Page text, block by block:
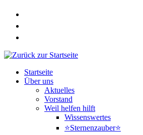
Zum
springen
Startseite
Über uns
Aktuelles
Vorstand
Weil helfen hilft
Wissenswertes
⭐Sternenzauber⭐